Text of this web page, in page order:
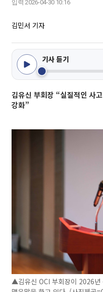
입력 2026-04-30 10:16
김민서 기자
기사 듣기
김유신 부회장 “실질적인 사
강화”
▲김유신 OCI 부회장이 2026년